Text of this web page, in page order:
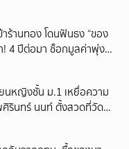
ร้านทอง โดนฟันธง “ของ
! 4 ปีต่อมา ช็อกมูลค่าพุ่ง
ยนหญิงชั้น ม.1 เหยื่อความ
พศิรินทร์ นนท์ ตั้งสวดที่วัด